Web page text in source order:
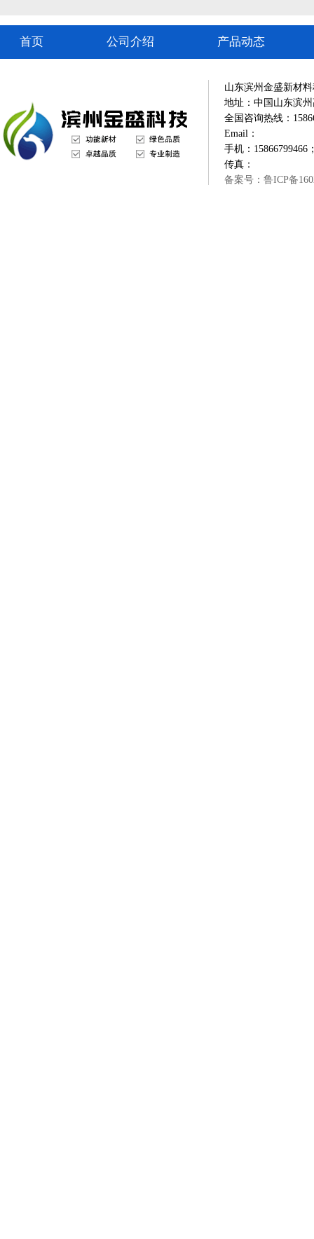
首页 公司介绍 产品动态
山东滨州金盛新材
地址：中国山东滨
全国咨询热线：
Email：
手机：15866799466
传真：
备案号：鲁ICP备